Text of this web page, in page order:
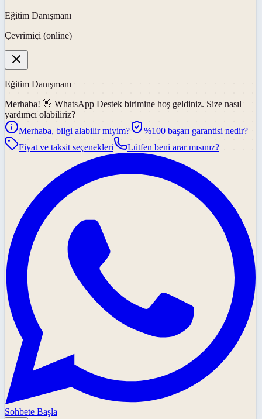
Eğitim Danışmanı
Çevrimiçi (online)
Eğitim Danışmanı
Merhaba! 👋 WhatsApp Destek birimine hoş geldiniz. Size nasıl
yardımcı olabiliriz?
Merhaba, bilgi alabilir miyim?
%100 başarı garantisi nedir?
Fiyat ve taksit seçenekleri
Lütfen beni arar mısınız?
Sohbete Başla